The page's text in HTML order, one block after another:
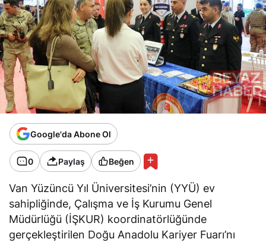
Google'da Abone Ol
0 Paylaş Beğen
Van Yüzüncü Yıl Üniversitesi’nin (YYÜ) ev
sahipliğinde, Çalışma ve İş Kurumu Genel
Müdürlüğü (İŞKUR) koordinatörlüğünde
gerçekleştirilen Doğu Anadolu Kariyer Fuarı’nı